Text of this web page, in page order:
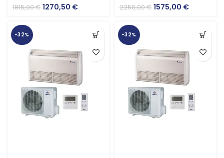
1815,00€ Original
1270,50 €Current
1270,50 €.
2250,00€ Original
1575,00 €Current
1575,00 €.
-32% -32%